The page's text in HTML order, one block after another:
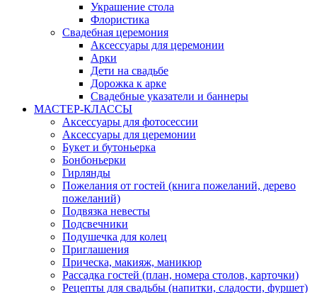
Украшение стола
Флористика
Свадебная церемония
Аксессуары для церемонии
Арки
Дети на свадьбе
Дорожка к арке
Свадебные указатели и баннеры
МАСТЕР-КЛАССЫ
Аксессуары для фотосессии
Аксессуары для церемонии
Букет и бутоньерка
Бонбоньерки
Гирлянды
Пожелания от гостей (книга пожеланий, дерево
пожеланий)
Подвязка невесты
Подсвечники
Подушечка для колец
Приглашения
Прическа, макияж, маникюр
Рассадка гостей (план, номера столов, карточки)
Рецепты для свадьбы (напитки, сладости, фуршет)